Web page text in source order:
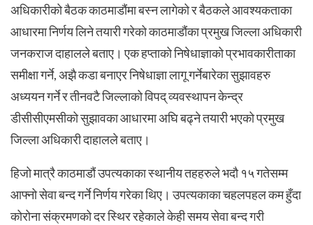
अधिकारीको बैठक काठमाडौंमा बस्न लागेको र बैठकले आवश्यकताका
आधारमा निर्णय लिने तयारी गरेको काठमाडौंका प्रमुख जिल्ला अधिकारी
जनकराज दाहालले बताए। एक हप्ताको निषेधाज्ञाको प्रभावकारीताका
समीक्षा गर्ने, अझै कडा बनाएर निषेधाज्ञा लागू गर्नेबारेका सुझावहरु
अध्ययन गर्ने र तीनवटै जिल्लाको विपद् व्यवस्थापन केन्द्र
डीसीसीएमसीको सुझावका आधारमा अघि बढ्ने तयारी भएको प्रमुख
जिल्ला अधिकारी दाहालले बताए।
हिजो मात्रै काठमाडौं उपत्यकाका स्थानीय तहहरुले भदौ १५ गतेसम्म
आफ्नो सेवा बन्द गर्ने निर्णय गरेका थिए। उपत्यकाका चहलपहल कम हुँदा
कोरोना संक्रमणको दर स्थिर रहेकाले केही समय सेवा बन्द गरी